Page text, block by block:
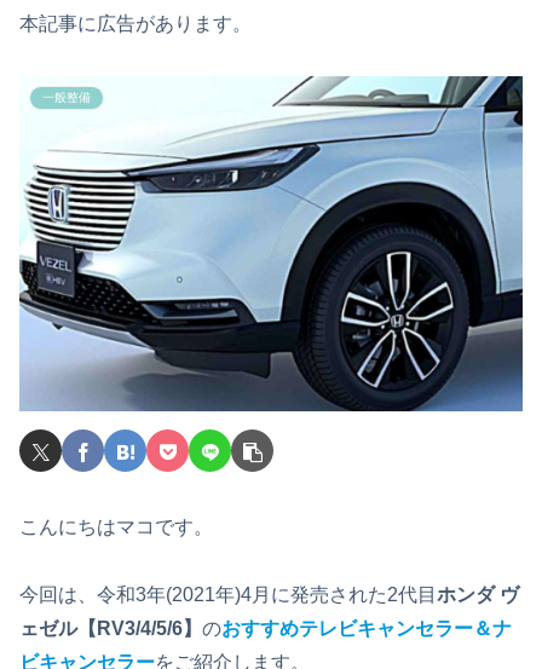
本記事に広告があります。
一般整備
こんにちはマコです。
今回は、令和3年(2021年)4月に発売された2代目 ホンダ ヴ
ェゼル【RV3/4/5/6】 のおすすめテレビキャンセラー＆ナ
ビキャンセラーをご紹介します。